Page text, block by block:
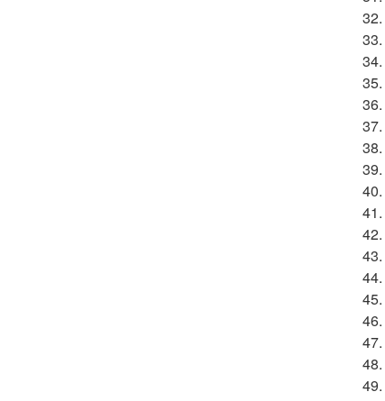
32.
33.
34.
35.
36.
37.
38.
39.
40.
41.
42.
43.
44.
45.
46.
47.
48.
49.